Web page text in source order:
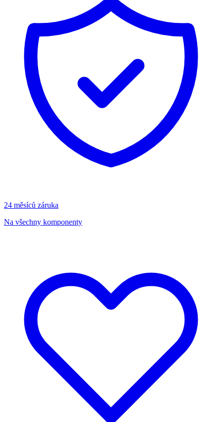
24 měsíců záruka
Na všechny komponenty